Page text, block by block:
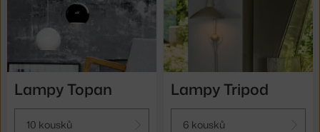
Lampy Topan
10 kousků
Lampy Tripod
6 kousků